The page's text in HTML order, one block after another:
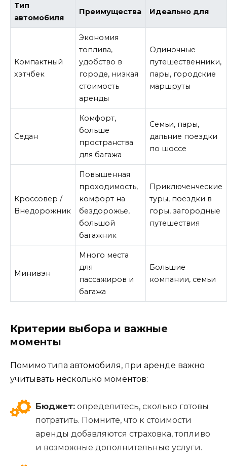
Тип
автомобиля
Преимущества Идеально для
Компактный
хэтчбек
Экономия
топлива,
удобство в
городе, низкая
стоимость
аренды
Одиночные
путешественники,
пары, городские
маршруты
Седан
Комфорт,
больше
пространства
для багажа
Семьи, пары,
дальние поездки
по шоссе
Кроссовер /
Внедорожник
Повышенная
проходимость,
комфорт на
бездорожье,
большой
багажник
Приключенческие
туры, поездки в
горы, загородные
путешествия
Минивэн
Много места
для
пассажиров и
багажа
Большие
компании, семьи
Критерии выбора и важные
моменты
Помимо типа автомобиля, при аренде важно
учитывать несколько моментов:
Бюджет: определитесь, сколько готовы
потратить. Помните, что к стоимости
аренды добавляются страховка, топливо
и возможные дополнительные услуги.